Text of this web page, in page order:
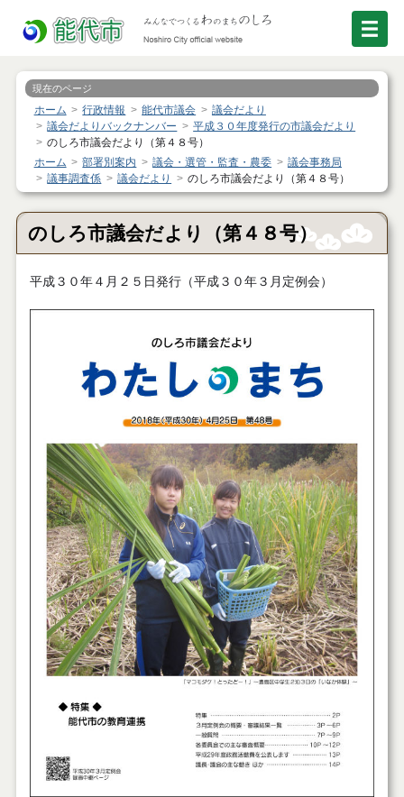
現在のページ
ホーム 行政情報 能代市議会
議会だより
議会だよりバックナンバー
平成３０年度発行の市議会だより
のしろ市議会だより（第４８号）
ホーム
部署別案内 議会・選管・監査・農委
議会事務局
議事調査係
議会だより のしろ市議会だより（第４８号）
のしろ市議会だより（第４８号）
平成３０年４月２５日発行（平成３０年３月定例会）